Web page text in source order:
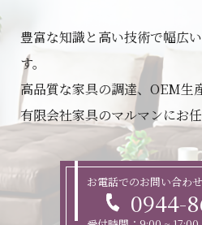
豊富な知識と高い技術で幅広
す。
高品質な家具の調達、OEM生
有限会社家具のマルマンにお任
お電話でのお問い合わせ
0944-